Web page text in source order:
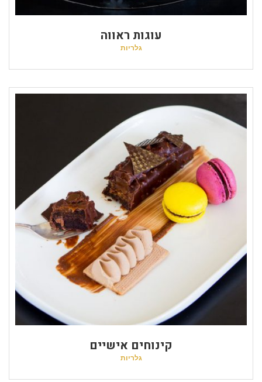
עוגות ראווה
גלריות
קינוחים אישיים
גלריות